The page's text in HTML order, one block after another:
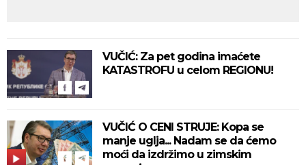
VUČIĆ: Za pet godina imaćete
KATASTROFU u celom REGIONU!
VUČIĆ O CENI STRUJE: Kopa se
manje uglja... Nadam se da ćemo
moći da izdržimo u zimskim